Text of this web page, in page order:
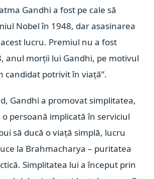
Gandhi a fost pe cale să
Nobel în 1948, dar asasinarea
lucru. Premiul nu a fost
anul morţii lui Gandhi, pe motivul
candidat potrivit în viaţă”.
Gandhi a promovat simplitatea,
persoană implicată în serviciul
să ducă o viaţă simplă, lucru
la Brahmacharya – puritatea
Simplitatea lui a început prin